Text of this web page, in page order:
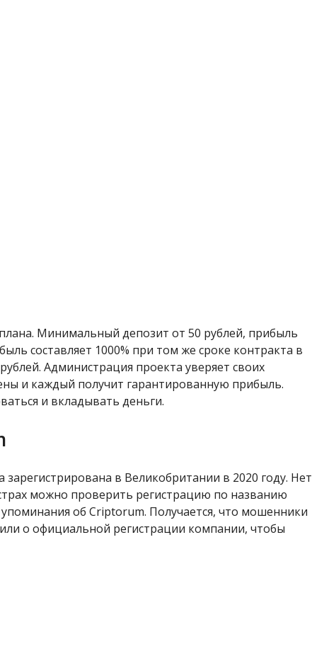
Минимальный депозит от 50 рублей, прибыль
составляет 1000% при том же сроке контракта в
Администрация проекта уверяет своих
и каждый получит гарантированную прибыль.
и вкладывать деньги.
в Великобритании в 2020 году. Нет
можно проверить регистрацию по названию
об Criptorum. Получается, что мошенники
о официальной регистрации компании, чтобы